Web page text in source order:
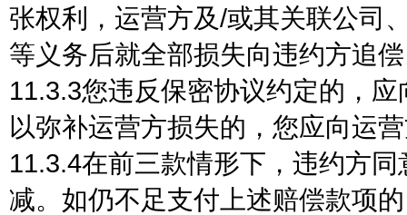
张权利，运营方及/或其关联公司
等义务后就全部损失向违约方追
11.3.3您违反保密协议约定的，
以弥补运营方损失的，您应向运
11.3.4在前三款情形下，违约方
减。如仍不足支付上述赔偿款项